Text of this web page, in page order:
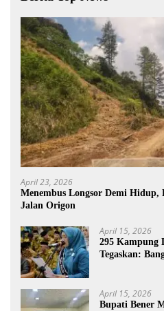
April 23, 2026
Menembus Longsor Demi
Jalan Origon
April 15, 2026
295 Kampung
Tegaskan:
April 15, 2026
Bupati Bener